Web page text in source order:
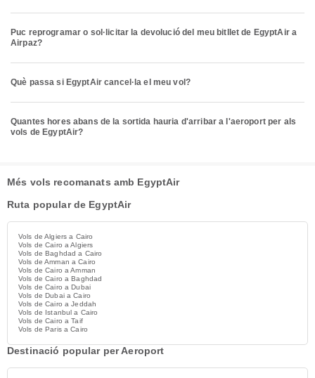
Puc reprogramar o sol·licitar la devolució del meu bitllet de EgyptAir a
Airpaz?
Què passa si EgyptAir cancel·la el meu vol?
Quantes hores abans de la sortida hauria d'arribar a l'aeroport per als
vols de EgyptAir?
Més vols recomanats amb EgyptAir
Ruta popular de EgyptAir
Vols de Algiers a Cairo
Vols de Cairo a Algiers
Vols de Baghdad a Cairo
Vols de Amman a Cairo
Vols de Cairo a Amman
Vols de Cairo a Baghdad
Vols de Cairo a Dubai
Vols de Dubai a Cairo
Vols de Cairo a Jeddah
Vols de Istanbul a Cairo
Vols de Cairo a Taif
Vols de Paris a Cairo
Destinació popular per Aeroport